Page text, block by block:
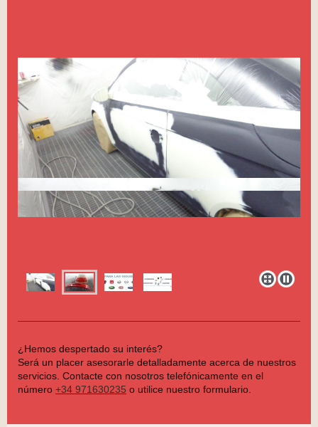
¿Hemos despertado su interés?
Será un placer asesorarle detalladamente acerca de nuestros
servicios. Contacte con nosotros telefónicamente en el
número +34 971630235 o utilice nuestro formulario.